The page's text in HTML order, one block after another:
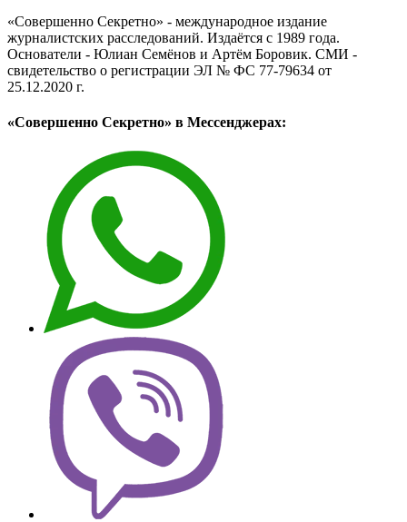
«Совершенно Секретно» - международное издание
журналистских расследований. Издаётся с 1989 года.
Основатели - Юлиан Семёнов и Артём Боровик. CМИ -
свидетельство о регистрации ЭЛ № ФС 77-79634 от
25.12.2020 г.
«Совершенно Секретно» в Мессенджерах: